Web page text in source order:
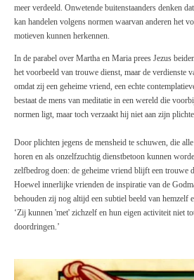
meer verdeeld. Onwetende buitenstaanders denken
kan handelen volgens normen waarvan anderen het
motieven kunnen herkennen.
In de parabel over Martha en Maria prees Jezus
het voorbeeld van trouwe dienst, maar de verdienste
omdat zij een geheime vriend, een echte
bestaat de mens van meditatie in een wereld die
normen ligt, maar toch verzaakt hij niet aan zijn
Door plichten jegens de mensheid te schuwen, die
horen en als onzelfzuchtig dienstbetoon kunnen
zelfbedrog doen: de geheime vriend blijft een trouwe
Hoewel innerlijke vrienden de inspiratie van de
behouden zij nog altijd een subtiel beeld van hemzelf
‘Zij kunnen 'met' zichzelf en hun eigen activiteit niet
doordringen.’